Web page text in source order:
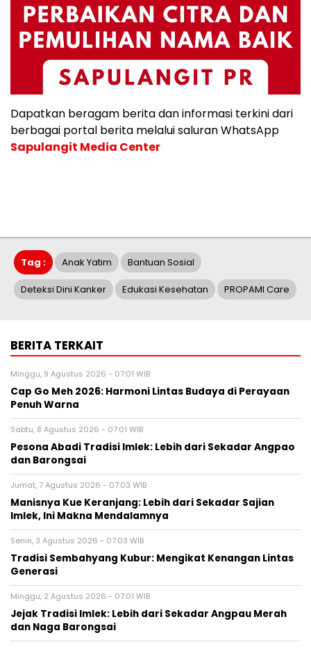
Dapatkan beragam berita dan informasi terkini dari
berbagai portal berita melalui saluran WhatsApp
Sapulangit Media Center
Tag : Anak Yatim Bantuan Sosial
Deteksi Dini Kanker Edukasi Kesehatan PROPAMI Care
BERITA TERKAIT
Minggu, 9 Agustus 2026 - 07:01 WIB
Cap Go Meh 2026: Harmoni Lintas Budaya di Perayaan
Penuh Warna
Sabtu, 8 Agustus 2026 - 07:01 WIB
Pesona Abadi Tradisi Imlek: Lebih dari Sekadar Angpao
dan Barongsai
Jumat, 7 Agustus 2026 - 07:03 WIB
Manisnya Kue Keranjang: Lebih dari Sekadar Sajian
Imlek, Ini Makna Mendalamnya
Senin, 3 Agustus 2026 - 07:03 WIB
Tradisi Sembahyang Kubur: Mengikat Kenangan Lintas
Generasi
Minggu, 2 Agustus 2026 - 07:01 WIB
Jejak Tradisi Imlek: Lebih dari Sekadar Angpau Merah
dan Naga Barongsai